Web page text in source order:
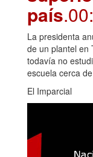
país
La presidenta
de un plantel en
todavía no
escuela cerca
El Imparcial